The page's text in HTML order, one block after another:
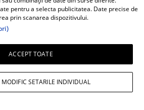
al
Cine este eroul Mihail
Soare, salvatorul lui
ani dispărut 3 zile în
pădure. Ce spune
despre copiii lui
pentru a selecta publicitatea. Date precise de
prin scanarea dispozitivului.
ACCEPT TOATE
MODIFIC SETARILE INDIVIDUAL